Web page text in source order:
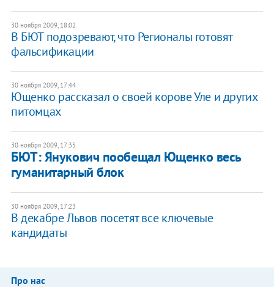
30 ноября 2009, 18:02
В БЮТ подозревают, что Регионалы готовят
фальсификации
30 ноября 2009, 17:44
Ющенко рассказал о своей корове Уле и других
питомцах
30 ноября 2009, 17:35
БЮТ: Янукович пообещал Ющенко весь
гуманитарный блок
30 ноября 2009, 17:23
В декабре Львов посетят все ключевые
кандидаты
Про нас